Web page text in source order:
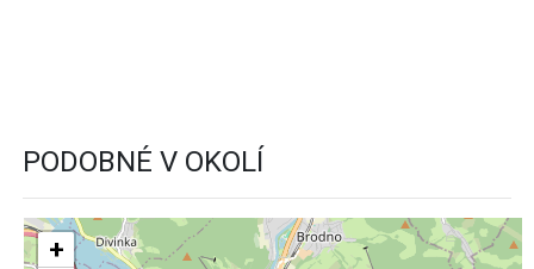
PODOBNÉ V OKOLÍ
+